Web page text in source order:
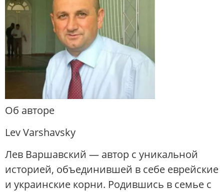
Об авторе
Lev Varshavsky
Лев Варшавский — автор с уникальной
историей, объединившей в себе еврейские
и украинские корни. Родившись в семье с